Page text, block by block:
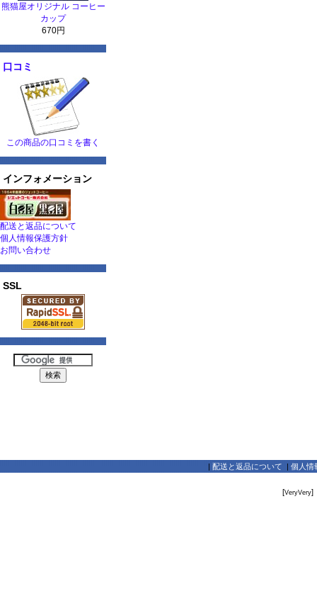
熊猫屋オリジナル コーヒー
カップ
670円
口コミ
この商品の口コミを書く
インフォメーション
配送と返品について
個人情報保護方針
お問い合わせ
SSL
| 配送と返品について | 個人情
[VeryVery]